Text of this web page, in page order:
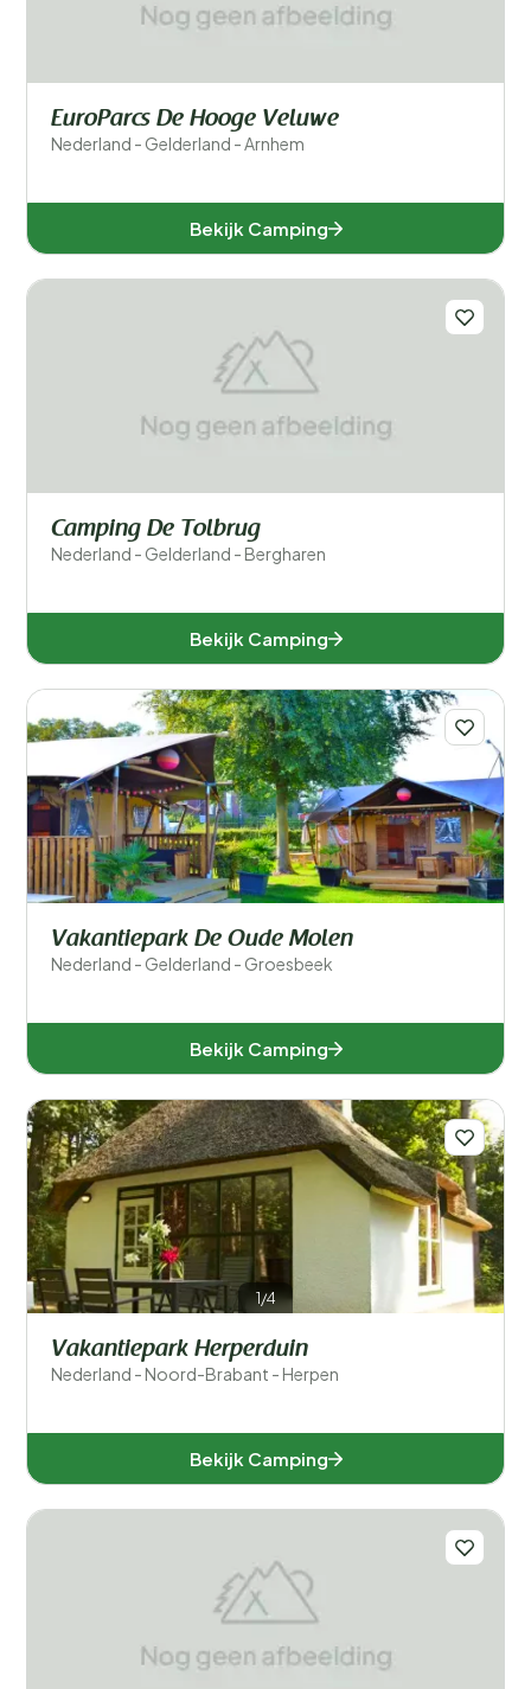
EuroParcs De Hooge Veluwe
Nederland - Gelderland - Arnhem
Bekijk Camping
Camping De Tolbrug
Nederland - Gelderland - Bergharen
Bekijk Camping
Vakantiepark De Oude Molen
Nederland - Gelderland - Groesbeek
Bekijk Camping
1/4
Vakantiepark Herperduin
Nederland - Noord-Brabant - Herpen
Bekijk Camping